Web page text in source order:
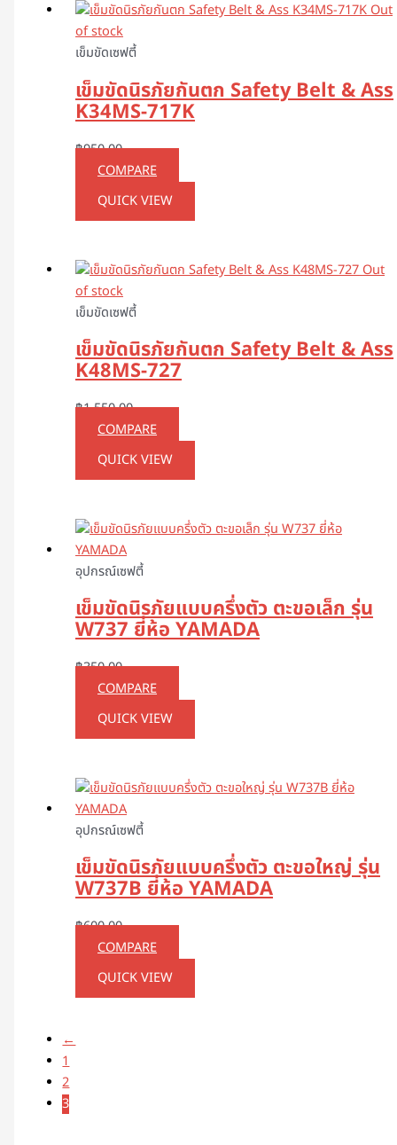
Out
of stock
เข็มขัดเซฟตี้
เข็มขัดนิรภัยกันตก Safety Belt & Ass
K34MS-717K
฿950.00
COMPARE
QUICK VIEW
Out
of stock
เข็มขัดเซฟตี้
เข็มขัดนิรภัยกันตก Safety Belt & Ass
K48MS-727
฿1,550.00
COMPARE
QUICK VIEW
อุปกรณ์เซฟตี้
เข็มขัดนิรภัยแบบครึ่งตัว ตะขอเล็ก รุ่น
W737 ยี่ห้อ YAMADA
฿350.00
COMPARE
QUICK VIEW
อุปกรณ์เซฟตี้
เข็มขัดนิรภัยแบบครึ่งตัว ตะขอใหญ่ รุ่น
W737B ยี่ห้อ YAMADA
฿600.00
COMPARE
QUICK VIEW
←
1
2
3